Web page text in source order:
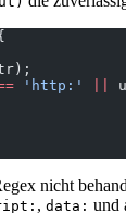
'http:'
nicht
, data: und